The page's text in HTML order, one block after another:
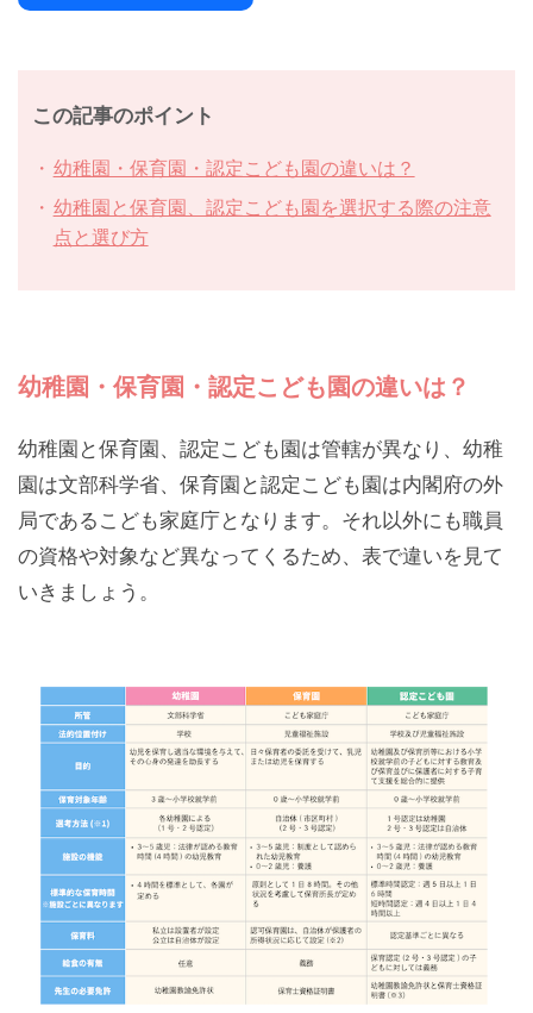
この記事のポイント
幼稚園・保育園・認定こども園の違いは？
幼稚園と保育園、認定こども園を選択する際の注意
点と選び方
幼稚園・保育園・認定こども園の違いは？
幼稚園と保育園、認定こども園は管轄が異なり、幼稚
園は文部科学省、保育園と認定こども園は内閣府の外
局であるこども家庭庁となります。それ以外にも職員
の資格や対象など異なってくるため、表で違いを見て
いきましょう。